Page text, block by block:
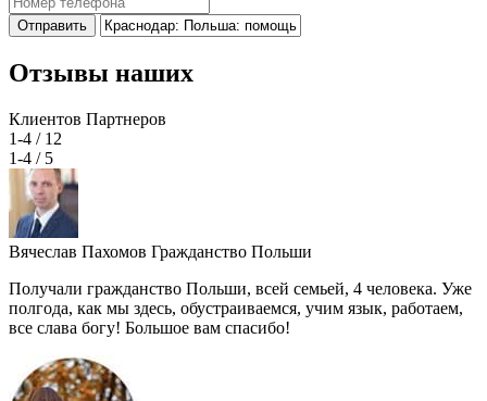
Отправить
Отзывы наших
Клиентов Партнеров
1-4 / 12
1-4 / 5
Вячеслав Пахомов Гражданство Польши
Получали гражданство Польши, всей семьей, 4 человека. Уже
полгода, как мы здесь, обустраиваемся, учим язык, работаем,
все слава богу! Большое вам спасибо!